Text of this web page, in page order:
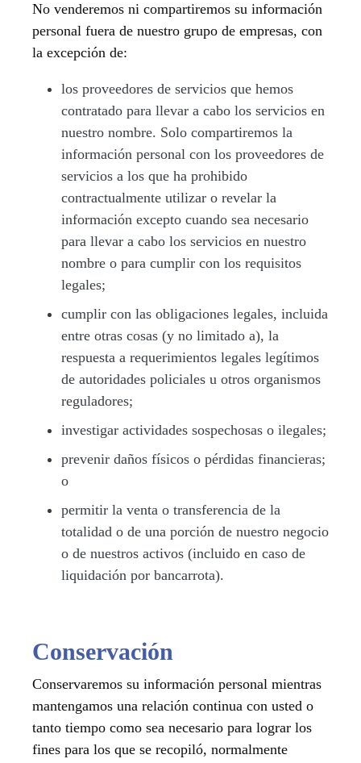
No venderemos ni compartiremos su información
personal fuera de nuestro grupo de empresas, con
la excepción de:
los proveedores de servicios que hemos
contratado para llevar a cabo los servicios en
nuestro nombre. Solo compartiremos la
información personal con los proveedores de
servicios a los que ha prohibido
contractualmente utilizar o revelar la
información excepto cuando sea necesario
para llevar a cabo los servicios en nuestro
nombre o para cumplir con los requisitos
legales;
cumplir con las obligaciones legales, incluida
entre otras cosas (y no limitado a), la
respuesta a requerimientos legales legítimos
de autoridades policiales u otros organismos
reguladores;
investigar actividades sospechosas o ilegales;
prevenir daños físicos o pérdidas financieras;
o
permitir la venta o transferencia de la
totalidad o de una porción de nuestro negocio
o de nuestros activos (incluido en caso de
liquidación por bancarrota).
Conservación
Conservaremos su información personal mientras
mantengamos una relación continua con usted o
tanto tiempo como sea necesario para lograr los
fines para los que se recopiló, normalmente